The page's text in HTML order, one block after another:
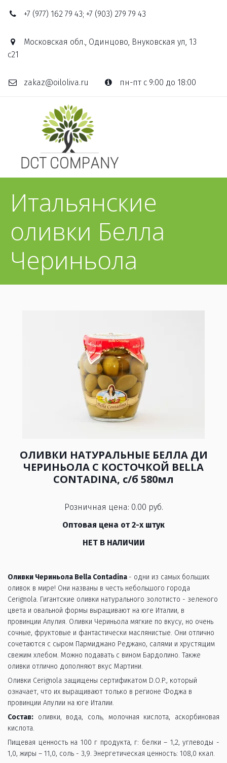
+7 (977) 162 79 43; +7 (903) 279 79 43
Московская обл., Одинцово, Внуковская ул, 13
с21
zakaz@oiloliva.ru пн-пт с 9:00 до 18:00
Итальянские
оливки Белла
Чериньола
ОЛИВКИ НАТУРАЛЬНЫЕ БЕЛЛА ДИ
ЧЕРИНЬОЛА С КОСТОЧКОЙ BELLA
CONTADINA, с/б 580мл
Розничная цена: 0.00 руб.
Оптовая цена от 2-х штук
НЕТ В НАЛИЧИИ
Оливки Чериньола Bella Contadina - одни из самых больших
оливок в мире! Они названы в честь небольшого города
Cerignola. Гигантские оливки натурального золотисто - зеленого
цвета и овальной формы выращивают на юге Италии, в
провинции Апулия. Оливки Чериньола мягкие по вкусу, но очень
сочные, фруктовые и фантастически маслянистые. Они отлично
сочетаются с сыром Пармиджано Реджано, салями и хрустящим
свежим хлебом. Можно подавать с вином Бардолино. Также
оливки отлично дополняют вкус Мартини.
Оливки Cerignola защищены сертификатом D.O.P., который
означает, что их выращивают только в регионе Фоджа в
провинции Апулии на юге Италии.
Состав: оливки, вода, соль, молочная кислота, аскорбиновая
кислота.
Пищевая ценность на 100 г продукта, г: белки – 1,2, углеводы -
1,0, жиры – 11,0, соль - 3,9. Энергетическая ценность: 108,0 ккал.